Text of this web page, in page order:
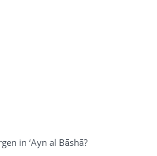
in ‘Ayn al Bāshā?